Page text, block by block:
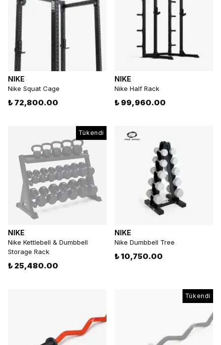
NIKE
Nike Squat Cage
₺ 72,800.00
NIKE
Nike Half Rack
₺ 99,960.00
Tükendi
NIKE
Nike Kettlebell & Dumbbell
Storage Rack
₺ 25,480.00
NIKE
Nike Dumbbell Tree
₺ 10,750.00
Tükendi